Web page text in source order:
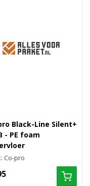
Black-Line Silent+
- PE foam
Co-pro